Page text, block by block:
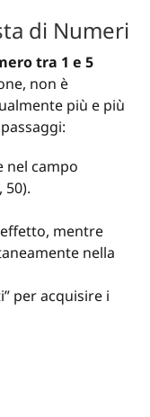
di Numeri
tra 1 e 5
non è
più e più
nel campo
50).
mentre
nella
per acquisire i